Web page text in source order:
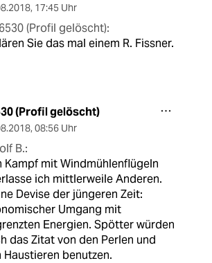
, 17:45 Uhr
(Profil gelöscht):
Sie das mal einem R. Fissner.
(Profil gelöscht)
, 08:56 Uhr
B.:
Kampf mit Windmühlenflügeln
ich mittlerweile Anderen.
Devise der jüngeren Zeit:
Umgang mit
Energien. Spötter würden
das Zitat von den Perlen und
Haustieren benutzen.